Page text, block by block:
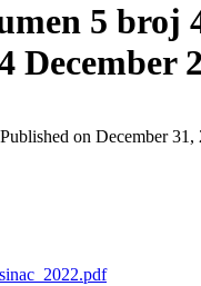
5 broj
December
on December 31,